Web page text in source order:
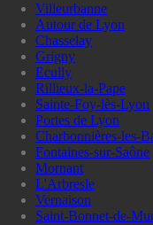
Villeurbanne
Autour de Lyon
Chasselay
Grigny
Ecully
Rillieux-la-Pape
Sainte-Foy-lès-Lyon
Portes de Lyon
Charbonnières-les-
Fontaines-sur-Saône
Mornant
L'Arbresle
Vernaison
Saint-Bonnet-de-